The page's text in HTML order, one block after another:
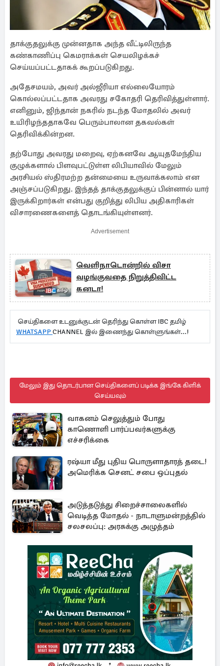
தாக்குதலுக்கு முன்னதாக அந்த வீட்டிலிருந்த
கண்காணிப்பு கெமராக்கள் செயலிழக்கச்
செய்யப்பட்டதாகக் கூறப்படுகிறது.
அதேசமயம், அவர் அல்ஜீரியா எல்லையோரம்
கொல்லப்பட்டதாக அவரது சகோதரி தெரிவித்துள்ளார்.
எனினும், ஜிந்தான் நகரில் நடந்த மோதலில் அவர்
உயிரிழந்ததாகவே பெரும்பாலான தகவல்கள்
தெரிவிக்கின்றன.
தற்போது அவரது மறைவு, ஏற்கனவே ஆயுதமேந்திய
குழுக்களால் பிளவுபட்டுள்ள லிபியாவில் மேலும்
அரசியல் ஸ்திரமற்ற தன்மையை உருவாக்கலாம் என
அஞ்சப்படுகிறது. இந்தத் தாக்குதலுக்குப் பின்னால் யார்
இருக்கிறார்கள் என்பது குறித்து லிபிய அதிகாரிகள்
விசாரணைகளைத் தொடங்கியுள்ளனர்.
Advertisement
வெளிநாடொன்றில் விசா
வழங்குவதை நிறுத்திவிட்ட
கனடா!
செய்திகளை உடனுக்குடன் தெரிந்து கொள்ள IBC தமிழ்
WHATSAPP CHANNEL இல் இணைந்து கொள்ளுங்கள்...!
மேலும் இது தொடர்பான செய்திகளைப் படிக்க இங்கே கிளிக்
செய்யவும்
வாகனம் செலுத்தும் போது
காணொளி பார்ப்பவர்களுக்கு
எச்சரிக்கை
ரஷ்யா மீது புதிய பொருளாதாரத் தடை!
அமெரிக்க செனட் சபை ஒப்புதல்
அடுத்தடுத்து சிறைச்சாலைகளில்
வெடித்த மோதல் - நாடாளுமன்றத்தில்
சலசலப்பு: அரசுக்கு அழுத்தம்